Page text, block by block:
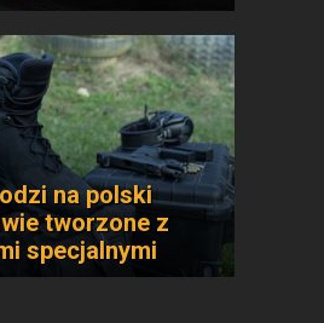
na polski
tworzone z
specjalnymi